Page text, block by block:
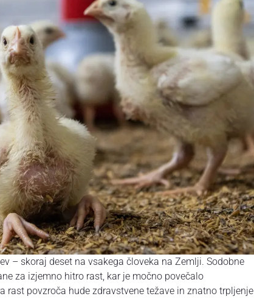
– skoraj deset na vsakega človeka na Zemlji. Sodobne
za izjemno hitro rast, kar je močno povečalo
rast povzroča hude zdravstvene težave in znatno trpljenje